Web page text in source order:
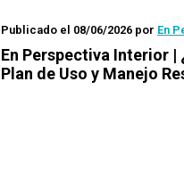
Publicado el 08/06/2026 por En
En Perspectiva Interior |
Plan de Uso y Manejo